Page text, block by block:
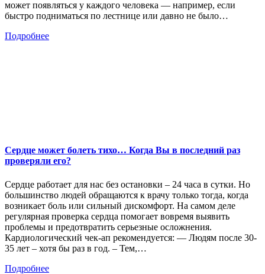
может появляться у каждого человека — например, если
быстро подниматься по лестнице или давно не было…
Подробнее
Сердце может болеть тихо… Когда Вы в последний раз
проверяли его?
Сердце работает для нас без остановки – 24 часа в сутки. Но
большинство людей обращаются к врачу только тогда, когда
возникает боль или сильный дискомфорт. На самом деле
регулярная проверка сердца помогает вовремя выявить
проблемы и предотвратить серьезные осложнения.
Кардиологический чек-ап рекомендуется: — Людям после 30-
35 лет – хотя бы раз в год. – Тем,…
Подробнее